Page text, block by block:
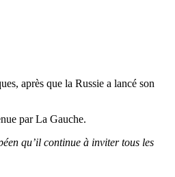
après que la Russie a lancé son
par La Gauche.
qu’il continue à inviter tous les